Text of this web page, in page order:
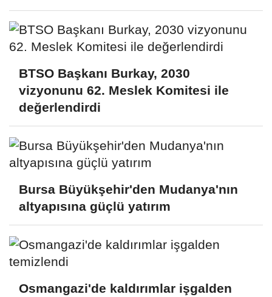
BTSO Başkanı Burkay, 2030
vizyonunu 62. Meslek Komitesi ile
değerlendirdi
Bursa Büyükşehir'den Mudanya'nın
altyapısına güçlü yatırım
Osmangazi'de kaldırımlar işgalden